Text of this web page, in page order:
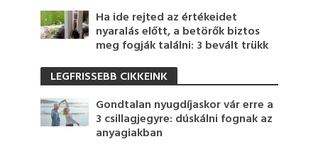
Ha ide rejted az értékeidet
nyaralás előtt, a betörők biztos
meg fogják találni: 3 bevált trükk
LEGFRISSEBB CIKKEINK
Gondtalan nyugdíjaskor vár erre a
3 csillagjegyre: dúskálni fognak az
anyagiakban